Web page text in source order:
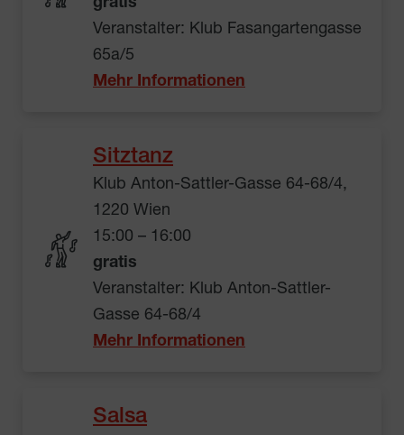
Veranstalter: Klub Fasangartengasse
65a/5
Mehr Informationen
Sitztanz
Klub Anton-Sattler-Gasse 64-68/4,
1220 Wien
15:00 – 16:00
gratis
Veranstalter: Klub Anton-Sattler-
Gasse 64-68/4
Mehr Informationen
Salsa